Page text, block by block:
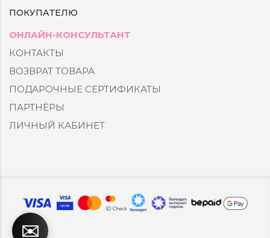
✉️
🔸
ПОКУПАТЕЛЮ
ОНЛАЙН-КОНСУЛЬТАНТ
КОНТАКТЫ
ВОЗВРАТ ТОВАРА
ПОДАРОЧНЫЕ СЕРТИФИКАТЫ
ПАРТНЁРЫ
ЛИЧНЫЙ КАБИНЕТ